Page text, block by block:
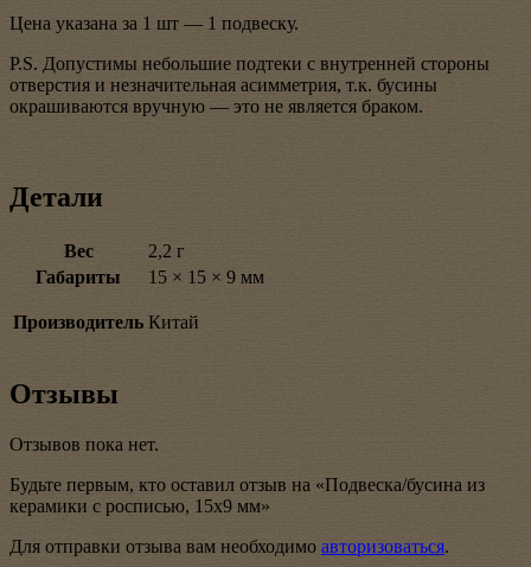
Цена указана за 1 шт — 1 подвеску.
P.S. Допустимы небольшие подтеки с внутренней стороны
отверстия и незначительная асимметрия, т.к. бусины
окрашиваются вручную — это не является браком.
Детали
Вес
2,2 г
Габариты
15 × 15 × 9 мм
Производитель Китай
Отзывы
Отзывов пока нет.
Будьте первым, кто оставил отзыв на «Подвеска/бусина из
керамики с росписью, 15х9 мм»
Для отправки отзыва вам необходимо авторизоваться.